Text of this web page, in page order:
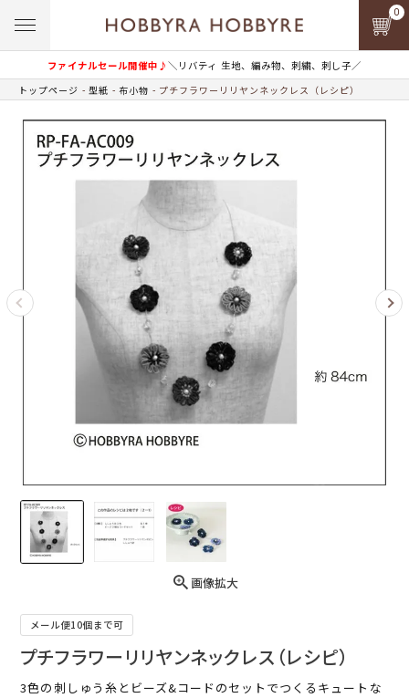
ファイナルセール開催中♪＼リバティ 生地、編み物、刺繍、刺し子／
0
トップページ 型紙 布小物 プチフラワーリリヤンネックレス（レシピ）
画像拡大
メール便10個まで可
プチフラワーリリヤンネックレス（レシピ）
3色の刺しゅう糸とビーズ&コードのセットでつくるキュートな